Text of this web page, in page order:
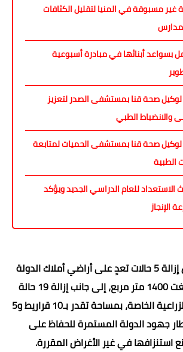
غير مسبوقة في المنيا لتقليل الكثافات
بسواعد أبنائها في مبادرة أسبوعية
صحة قنا بمستشفى الصدر لتعزيز
والانضباط الطبي
صحة قنا بمستشفى الحميات لمتابعة
الطبية
الاستعداد للعام الدراسي الجديد ويؤكد
الإنجاز
وأسفرت الحملة عن إزالة 5 حالات تعدٍ على أراضي أملاك الدولة
بمساحة إجمالية بلغت 1400 متر مربع، إلى جانب إزالة 19 حالة
تعدٍ على الأراضي الزراعية الخاصة، بمساحة تقدر بـ10 قراريط و5
جهود الدولة المستمرة للحفاظ على
استنزافها في غير الأغراض المقررة.